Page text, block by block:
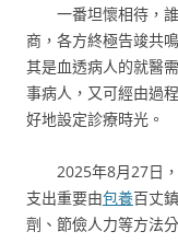
一番坦懷相待，
商，各方終極告竣共
其是血透病人的就醫
事病人，又可經由過
好地設定診療時光。
2025年8月27日
支出重要由包養百丈
劑、節儉人力等方法